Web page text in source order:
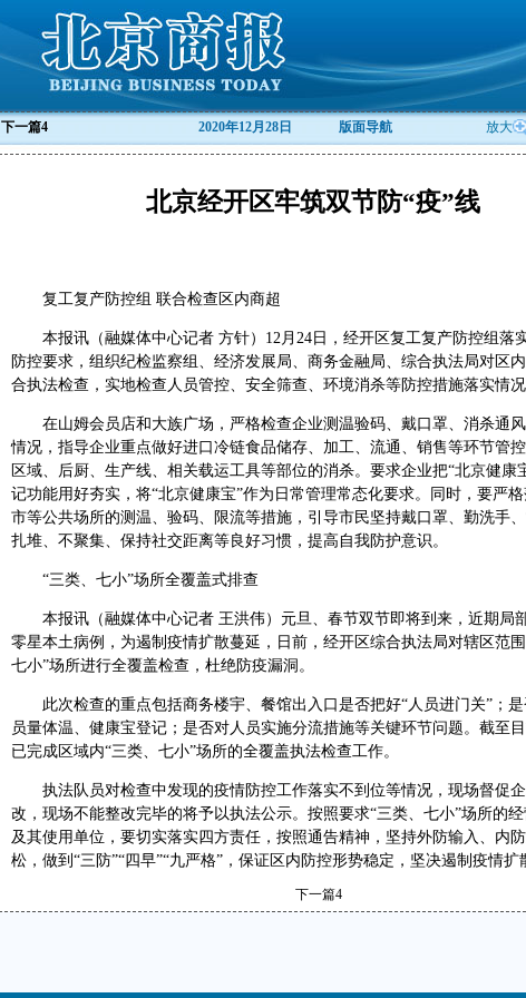
下一篇4 2020年12月28日 版面导航 放大
北京经开区牢筑双节防“疫”线
复工复产防控组 联合检查区内商超
本报讯（融媒体中心记者 方针）12月24日，经开区复工复产防控组落
防控要求，组织纪检监察组、经济发展局、商务金融局、综合执法局对区
合执法检查，实地检查人员管控、安全筛查、环境消杀等防控措施落实情况
在山姆会员店和大族广场，严格检查企业测温验码、戴口罩、消杀通
情况，指导企业重点做好进口冷链食品储存、加工、流通、销售等环节管
区域、后厨、生产线、相关载运工具等部位的消杀。要求企业把“北京健康
记功能用好夯实，将“北京健康宝”作为日常管理常态化要求。同时，要严
市等公共场所的测温、验码、限流等措施，引导市民坚持戴口罩、勤洗手
扎堆、不聚集、保持社交距离等良好习惯，提高自我防护意识。
“三类、七小”场所全覆盖式排查
本报讯（融媒体中心记者 王洪伟）元旦、春节双节即将到来，近期局
零星本土病例，为遏制疫情扩散蔓延，日前，经开区综合执法局对辖区范围
七小”场所进行全覆盖检查，杜绝防疫漏洞。
此次检查的重点包括商务楼宇、餐馆出入口是否把好“人员进门关”；是
员量体温、健康宝登记；是否对人员实施分流措施等关键环节问题。截至
已完成区域内“三类、七小”场所的全覆盖执法检查工作。
执法队员对检查中发现的疫情防控工作落实不到位等情况，现场督促
改，现场不能整改完毕的将予以执法公示。按照要求“三类、七小”场所的
及其使用单位，要切实落实四方责任，按照通告精神，坚持外防输入、内
松，做到“三防”“四早”“九严格”，保证区内防控形势稳定，坚决遏制疫情扩
下一篇4